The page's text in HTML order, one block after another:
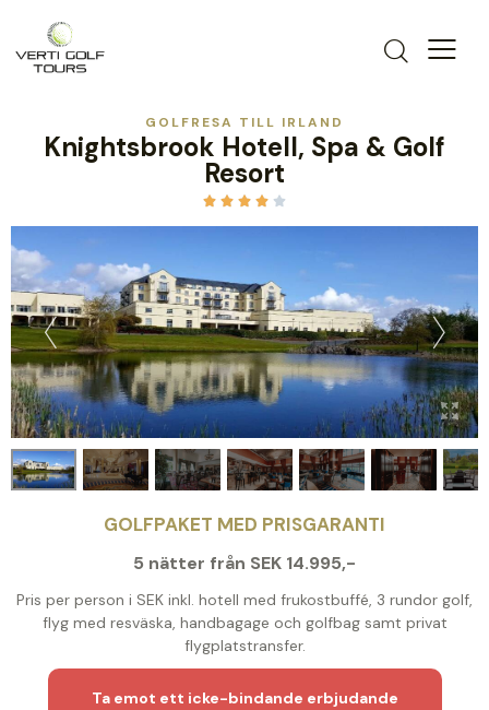
GOLFRESA TILL IRLAND
Knightsbrook Hotell, Spa & Golf
Resort
    
GOLFPAKET MED PRISGARANTI
5 nätter från SEK 14.995,-
Pris per person i SEK inkl. hotell med frukostbuffé, 3 rundor golf,
flyg med resväska, handbagage och golfbag samt privat
flygplatstransfer.
Ta emot ett icke-bindande erbjudande